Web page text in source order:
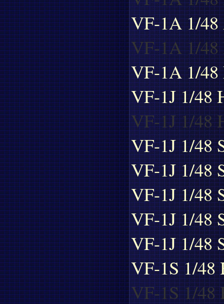
VF-1A 1/
VF-1A 1/
VF-1A 1/
VF-1J 1/48
VF-1J 1/48
VF-1J 1/48
VF-1J 1/48
VF-1J 1/48
VF-1J 1/48
VF-1J 1/48
VF-1S 1/
VF-1S 1/48